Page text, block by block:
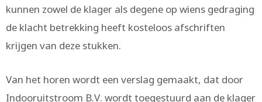
kunnen zowel de klager als degene op wiens gedraging
de klacht betrekking heeft kosteloos afschriften
krijgen van deze stukken.
Van het horen wordt een verslag gemaakt, dat door
Indooruitstroom B.V. wordt toegestuurd aan de klager